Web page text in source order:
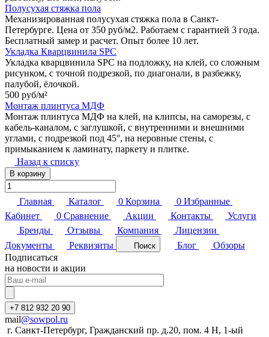
Полусухая стяжка пола
Механизированная полусухая стяжка пола в Санкт-
Петербурге. Цена от 350 руб/м2. Работаем с гарантией 3 года.
Бесплатный замер и расчет. Опыт более 10 лет.
Укладка Кварцвинила SPC
Укладка кварцвинила SPC на подложку, на клей, со сложным
рисунком, с точной подрезкой, по диагонали, в разбежку,
палубой, ёлочкой.
500 руб/м²
Монтаж плинтуса МДФ
Монтаж плинтуса МДФ на клей, на клипсы, на саморезы, с
кабель-каналом, с заглушкой, с внутренними и внешними
углами, с подрезкой под 45°, на неровные стены, с
примыканием к ламинату, паркету и плитке.
Назад к списку
В корзину
Главная Каталог 0 Корзина 0 Избранные
Кабинет
0 Сравнение Акции Контакты
Услуги
Бренды
Отзывы Компания
Лицензии
Документы
Реквизиты Поиск Блог
Обзоры
Подписаться
на новости и акции
+7 812 932 20 90
mail@sowpol.ru
г. Санкт-Петербург, Гражданский пр. д.20, пом. 4 Н, 1-ый